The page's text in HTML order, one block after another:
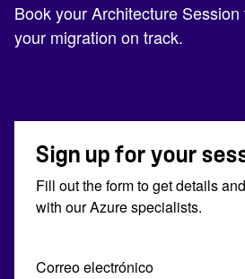
Book your Architecture
your migration on track.
Sign up for your
Fill out the form to get details
with our Azure specialists.
Correo electrónico